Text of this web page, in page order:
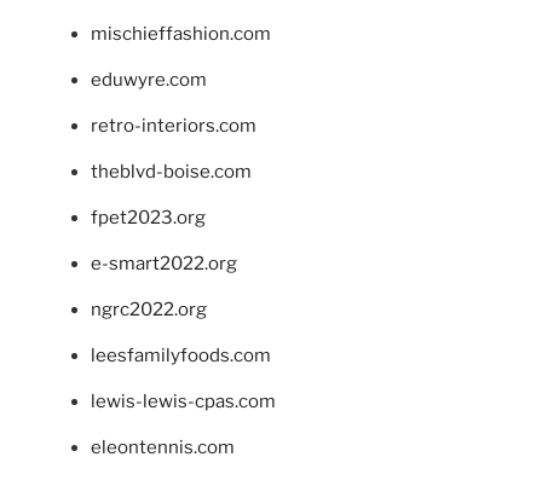
mischieffashion.com
eduwyre.com
retro-interiors.com
theblvd-boise.com
fpet2023.org
e-smart2022.org
ngrc2022.org
leesfamilyfoods.com
lewis-lewis-cpas.com
eleontennis.com